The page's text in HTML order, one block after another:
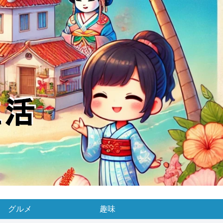
グルメ 趣味